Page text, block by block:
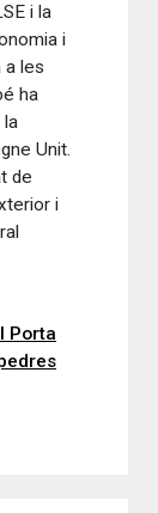
i la
i
a les
ha
la
Unit.
de
i
Porta